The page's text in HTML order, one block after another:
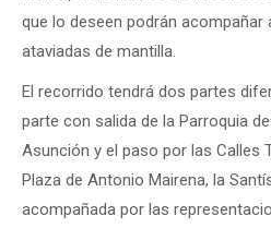
que lo deseen podrán acompañar
ataviadas de mantilla.
El recorrido tendrá dos partes
parte con salida de la Parroquia
Asunción y el paso por las Calles
Plaza de Antonio Mairena, la
acompañada por las